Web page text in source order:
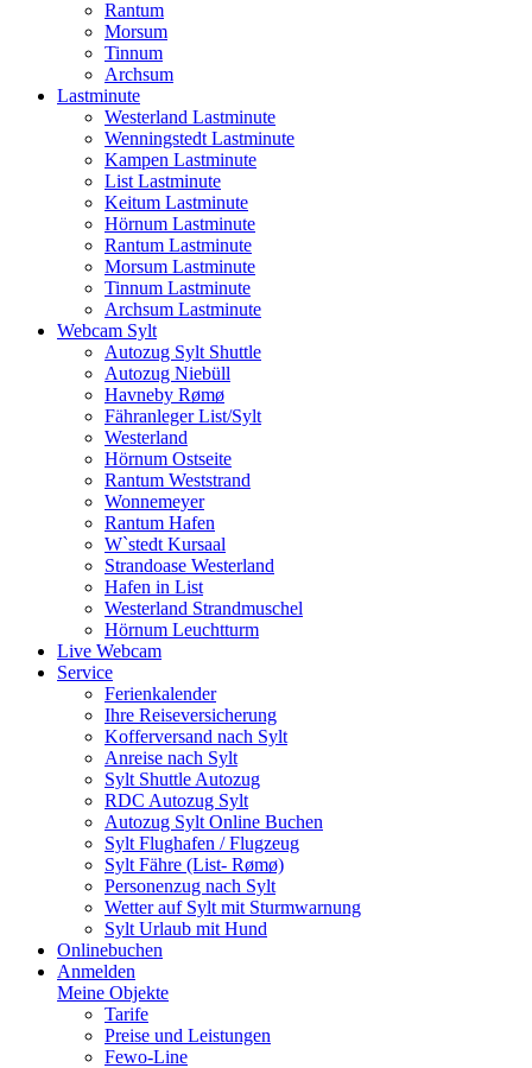
Rantum
Morsum
Tinnum
Archsum
Lastminute
Westerland Lastminute
Wenningstedt Lastminute
Kampen Lastminute
List Lastminute
Keitum Lastminute
Hörnum Lastminute
Rantum Lastminute
Morsum Lastminute
Tinnum Lastminute
Archsum Lastminute
Webcam Sylt
Autozug Sylt Shuttle
Autozug Niebüll
Havneby Rømø
Fähranleger List/Sylt
Westerland
Hörnum Ostseite
Rantum Weststrand
Wonnemeyer
Rantum Hafen
W`stedt Kursaal
Strandoase Westerland
Hafen in List
Westerland Strandmuschel
Hörnum Leuchtturm
Live Webcam
Service
Ferienkalender
Ihre Reiseversicherung
Kofferversand nach Sylt
Anreise nach Sylt
Sylt Shuttle Autozug
RDC Autozug Sylt
Autozug Sylt Online Buchen
Sylt Flughafen / Flugzeug
Sylt Fähre (List- Rømø)
Personenzug nach Sylt
Wetter auf Sylt mit Sturmwarnung
Sylt Urlaub mit Hund
Onlinebuchen
Anmelden
Meine Objekte
Tarife
Preise und Leistungen
Fewo-Line